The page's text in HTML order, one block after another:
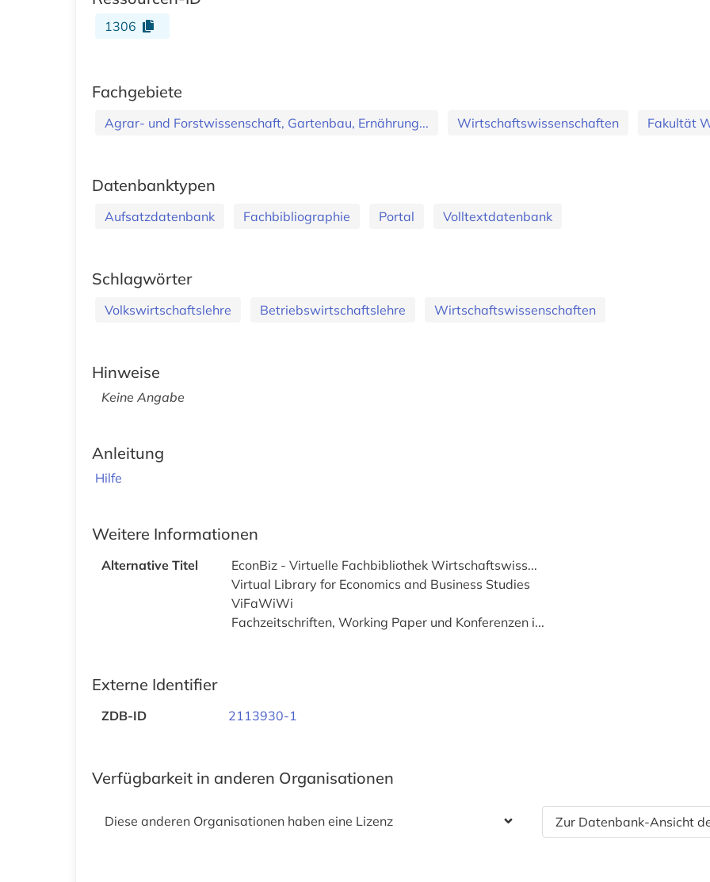
1306
Fachgebiete
Agrar- und Forstwissenschaft, Gartenbau, Ernährung... Wirtschaftswissenschaften Fakultät
Datenbanktypen
Aufsatzdatenbank Fachbibliographie Portal Volltextdatenbank
Schlagwörter
Volkswirtschaftslehre Betriebswirtschaftslehre Wirtschaftswissenschaften
Hinweise
Keine Angabe
Anleitung
Hilfe
Weitere Informationen
Alternative Titel
EconBiz - Virtuelle Fachbibliothek Wirtschaftswiss...
Virtual Library for Economics and Business Studies
ViFaWiWi
Fachzeitschriften, Working Paper und Konferenzen i...
Externe Identifier
ZDB-ID 2113930-1
Verfügbarkeit in anderen Organisationen
Diese anderen Organisationen haben eine Lizenz Zur Datenbank-Ansicht